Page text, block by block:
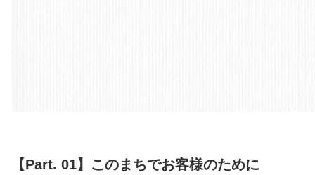
【Part. 01】このまちでお客様のために